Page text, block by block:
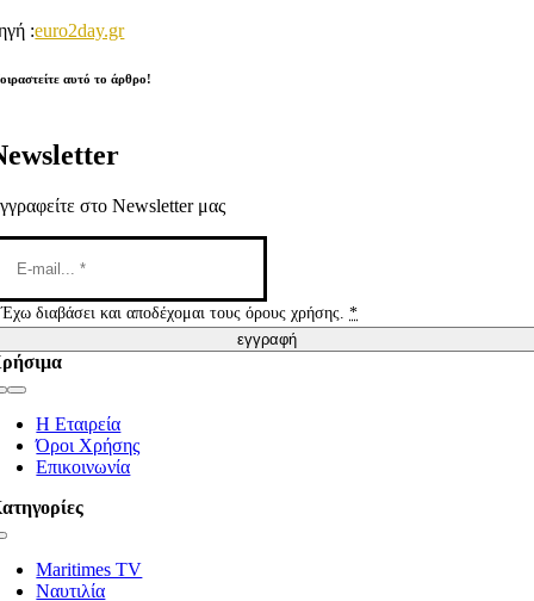
:euro2day.gr
αυτό το άρθρο!
στο Newsletter μας
Έχω διαβάσει και αποδέχομαι τους όρους χρήσης.*
εγγραφή
Η Εταιρεία
Όροι Χρήσης
Επικοινωνία
Maritimes TV
Ναυτιλία